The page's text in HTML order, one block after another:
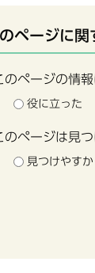
ページに関
のページの情
役に立った
のページは見
見つけやす